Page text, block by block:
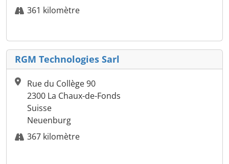
361 kilomètre
RGM Technologies Sarl
Rue du Collège 90
2300 La Chaux-de-Fonds
Suisse
Neuenburg
367 kilomètre